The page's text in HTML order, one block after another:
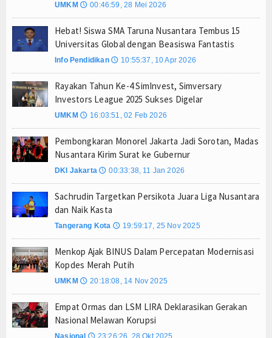
Bupati Majalengka Ajak Ribuan Bobotoh Doakan
Menteri UMKM Dorong APPI Perkuat Pasar
Bupati Barito Utara Hadiri Rakor Pemerintahan
Kaji Tiru ke Bantul, Pemkab Barito Utara Dalami
Interupsi PDIP Warnai Paripurna APBD
Bupati Majalengka Beberkan Hasil Paripurna
APBD Majalengka 2026 Naik Jadi Rp 3,14 Triliun,
Persib Gagal Juara, Ateng Sutisna Ajak
UMKM 🕔 00:46:59, 28 Mei 2026
Hebat! Siswa SMA Taruna Nusantara Tembus 15
Universitas Global dengan Beasiswa Fantastis
Info Pendidikan 🕔 10:55:37, 10 Apr 2026
Rayakan Tahun Ke-4 SimInvest, Simversary
Investors League 2025 Sukses Digelar
UMKM 🕔 16:03:51, 02 Feb 2026
Pembongkaran Monorel Jakarta Jadi Sorotan, Madas
Nusantara Kirim Surat ke Gubernur
DKI Jakarta 🕔 00:33:38, 11 Jan 2026
Sachrudin Targetkan Persikota Juara Liga Nusantara
dan Naik Kasta
Tangerang Kota 🕔 19:59:17, 25 Nov 2025
Menkop Ajak BINUS Dalam Percepatan Modernisasi
Kopdes Merah Putih
UMKM 🕔 20:18:08, 14 Nov 2025
Empat Ormas dan LSM LIRA Deklarasikan Gerakan
Nasional Melawan Korupsi
Nasional 🕔 23:26:26, 28 Okt 2025